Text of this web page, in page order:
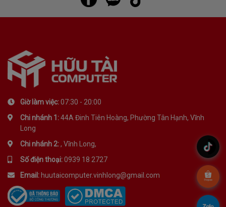
Giờ làm việc:07:30 - 20:00
Chi nhánh 1:44A Đinh Tiên Hoàng, Phường Tân Hạnh, Vĩnh
Long
Chi nhánh 2:, Vĩnh Long,
Số điện thoại:0939 18 2727
Email: huutaicomputer.vinhlong@gmail.com
.
.